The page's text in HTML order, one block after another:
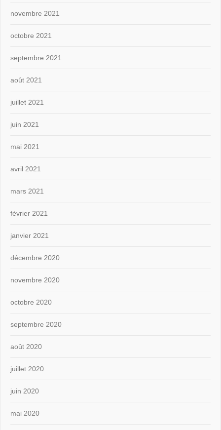
novembre 2021
octobre 2021
septembre 2021
août 2021
juillet 2021
juin 2021
mai 2021
avril 2021
mars 2021
février 2021
janvier 2021
décembre 2020
novembre 2020
octobre 2020
septembre 2020
août 2020
juillet 2020
juin 2020
mai 2020